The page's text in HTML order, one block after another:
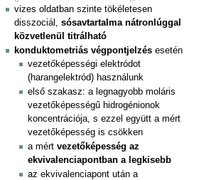
vizes oldatban szinte tökéletesen
disszociál, sósavtartalma nátronlúggal
közvetlenül titrálható
konduktometriás végpontjelzésesetén
vezetőképességi elektródot
(harangelektród) használunk
első szakasz: a legnagyobb moláris
vezetőképességű hidrogénionok
koncentrációja, s ezzel együtt a mért
vezetőképesség is csökken
a mért vezetőképesség az
ekvivalenciapontban a legkisebb
az ekvivalenciapont után a